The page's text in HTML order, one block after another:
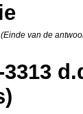
(Einde van de
3313